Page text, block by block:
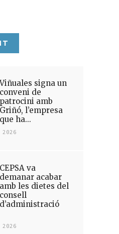
signa un
conveni de
patrocini amb
Griñó, l’empresa
que ha...
2026
CEPSA va
demanar acabar
amb les dietes del
consell
d’administració
2026